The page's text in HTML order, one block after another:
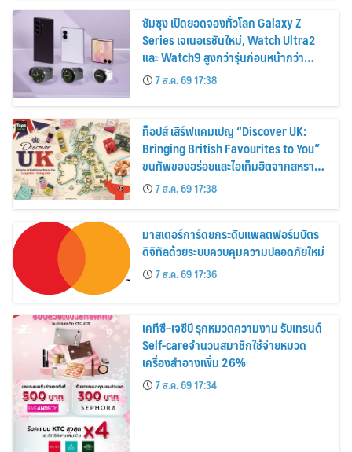
ซัมซุง เปิดยอดจองทั่วโลก Galaxy Z
Series เจเนอเรชันใหม่, Watch Ultra2
และ Watch9 สูงกว่ารุ่นก่อนหน้ากว่า
30%7 ส.ค. 69 17:38
ท็อปส์ เสิร์ฟแคมเปญ “Discover UK:
Bringing British Favourites to You”
ขนทัพของอร่อยและไอเท็มฮิตจากสหราช
อาณาจักร ส่งตรงถึงมือตั้งแต่วันนี้ – 18
สิงหาคมนี้
7 ส.ค. 69 17:38
มาสเตอร์การ์ดยกระดับแพลตฟอร์มบัตร
ดิจิทัลด้วยระบบควบคุมความปลอดภัยใหม่
7 ส.ค. 69 17:36
เคทีซี–เจซีบี รุกหมวดความงาม รับเทรนด์
Self-careจำนวนสมาชิกใช้จ่ายหมวด
เครื่องสำอางเพิ่ม 26%
7 ส.ค. 69 17:34